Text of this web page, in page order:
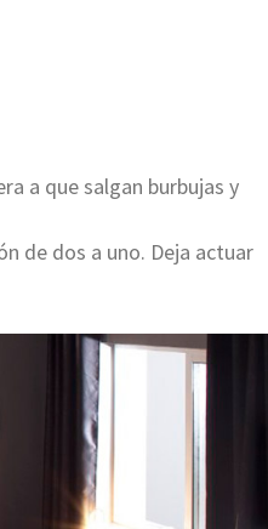
a que salgan burbujas y
de dos a uno. Deja actuar